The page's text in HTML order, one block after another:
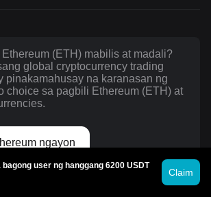
(ETH) mabilis at madali?
global cryptocurrency trading
pinakamahusay na karanasan ng
choice sa pagbili Ethereum (ETH) at
ngayon
user ng hanggang 6200 USDT
Claim